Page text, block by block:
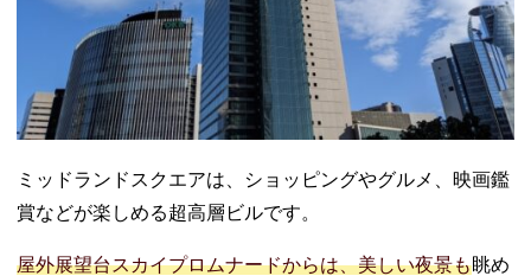
ミッドランドスクエアは、ショッピングやグルメ、映画鑑
賞などが楽しめる超高層ビルです。
屋外展望台スカイプロムナードからは、美しい夜景も眺め